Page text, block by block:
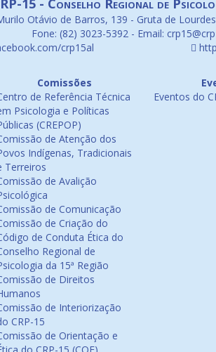
15 - Conselho Regional de
Otávio de Barros, 139 - Gruta de
Fone: (82) 3023-5392 - Email:
crp15al
Comissões
de Referência Técnica
Psicologia e Políticas
(CREPOP)
de Atenção dos
Indígenas, Tradicionais
Terreiros
de Avalição
de Comunicação
de Criação do
de Conduta Ética do
Regional de
da 15ª Região
de Direitos
de Interiorização
CRP-15
de Orientação e
Eventos do